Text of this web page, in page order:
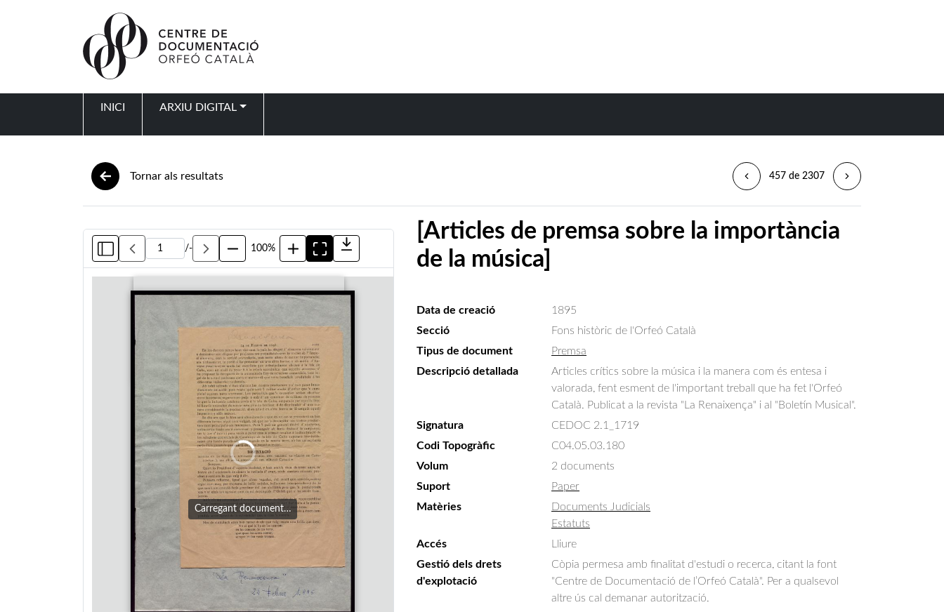
INICI ARXIU DIGITAL
Tornar als resultats 457 de 2307
/- 100%
Carregant document…
[Articles de premsa sobre la importància
de la música]
Data de creació
1895
Secció
Fons històric de l'Orfeó Català
Tipus de document
Premsa
Descripció detallada
Articles crítics sobre la música i la manera com és entesa i
valorada, fent esment de l'important treball que ha fet l'Orfeó
Català. Publicat a la revista "La Renaixença" i al "Boletín Musical".
Signatura
CEDOC 2.1_1719
Codi Topogràfic
C04.05.03.180
Volum
2 documents
Suport
Paper
Matèries
Documents Judicials
Estatuts
Accés
Lliure
Gestió dels drets
d'explotació
Còpia permesa amb finalitat d'estudi o recerca, citant la font
"Centre de Documentació de l’Orfeó Català". Per a qualsevol
altre ús cal demanar autorització.